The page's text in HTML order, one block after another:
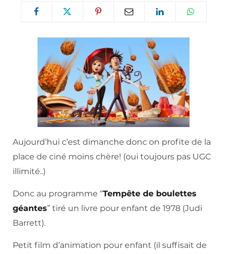
Aujourd’hui c’est dimanche donc on profite de la
place de ciné moins chère! (oui toujours pas UGC
illimité..)
Donc au programme “Tempête de boulettes
géantes” tiré un livre pour enfant de 1978 (Judi
Barrett).
Petit film d’animation pour enfant (il suffisait de